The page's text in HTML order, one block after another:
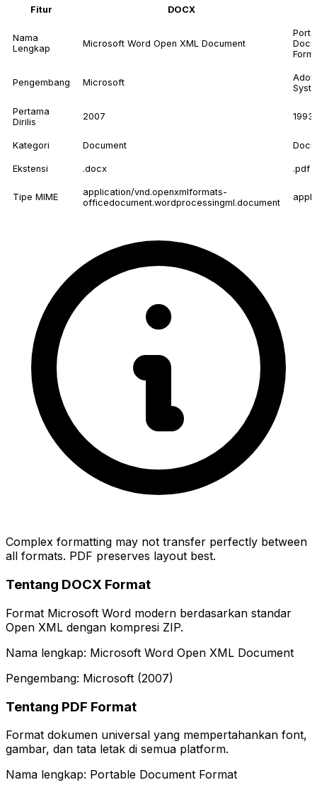
Fitur DOCX
Nama
Lengkap
Microsoft Word Open XML Document
Pengembang Microsoft
Pertama
Dirilis
2007 1993
Kategori Document
Ekstensi .docx .pdf
Tipe MIME
application/vnd.openxmlformats-
officedocument.wordprocessingml.document
Complex formatting may not transfer perfectly between
all formats. PDF preserves layout best.
Tentang DOCX Format
Format Microsoft Word modern berdasarkan standar
Open XML dengan kompresi ZIP.
Nama lengkap: Microsoft Word Open XML Document
Pengembang: Microsoft (2007)
Tentang PDF Format
Format dokumen universal yang mempertahankan font,
gambar, dan tata letak di semua platform.
Nama lengkap: Portable Document Format